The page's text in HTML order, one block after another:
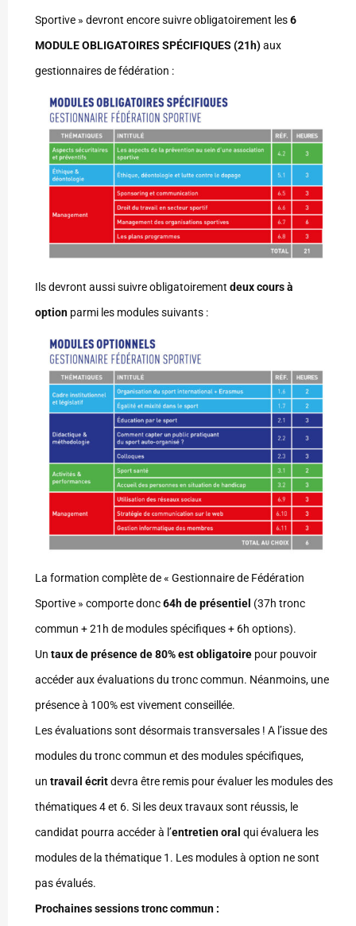
Sportive » devront encore suivre obligatoirement les6
MODULE OBLIGATOIRES SPÉCIFIQUES (21h)aux
gestionnaires de fédération :
Ils devront aussi suivre obligatoirement deux cours à
option parmi les modules suivants :
La formation complète de « Gestionnaire de Fédération
Sportive » comporte donc64h de présentiel (37h tronc
commun + 21h de modules spécifiques + 6h options).
Un taux de présence de 80% est obligatoire pour pouvoir
accéder aux évaluations du tronc commun. Néanmoins, une
présence à 100% est vivement conseillée.
Les évaluations sont désormais transversales ! A l’issue des
modules du tronc commun et des modules spécifiques,
un travail écritdevra être remis pour évaluer les modules des
thématiques 4 et 6. Si les deux travaux sont réussis, le
candidat pourra accéder à l’entretien oral qui évaluera les
modules de la thématique 1. Les modules à option ne sont
pas évalués.
Prochaines sessions tronc commun :